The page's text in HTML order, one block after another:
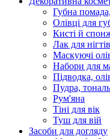
Губна
Олівці для
Кисті й
Лак для нігтів
Маскуючі
Набори для
Підводка,
Пудра,
Рум'яна
Тіні для вік
Туш для вій
Засоби для догляду